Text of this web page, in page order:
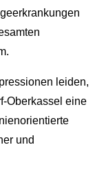
leiden,
Oberkassel eine
und